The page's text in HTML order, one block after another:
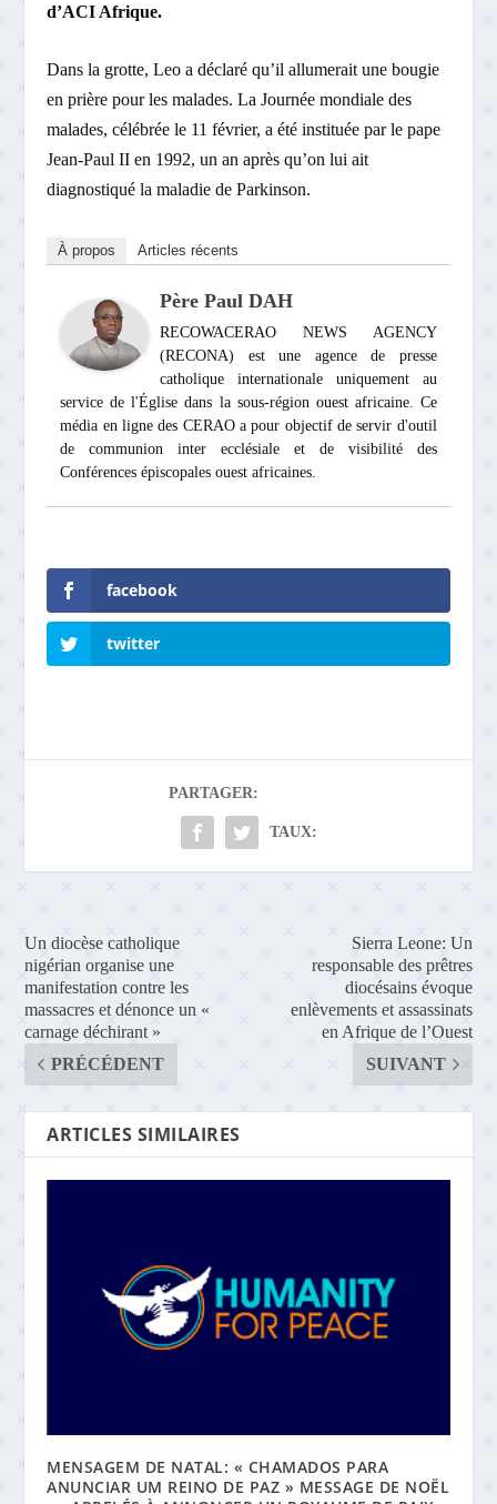
d’ACI Afrique.
Dans la grotte, Leo a déclaré qu’il allumerait une bougie
en prière pour les malades. La Journée mondiale des
malades, célébrée le 11 février, a été instituée par le pape
Jean-Paul II en 1992, un an après qu’on lui ait
diagnostiqué la maladie de Parkinson.
À propos Articles récents
Père Paul DAH
RECOWACERAO NEWS AGENCY
(RECONA) est une agence de presse
catholique internationale uniquement au
service de l'Église dans la sous-région ouest africaine. Ce
média en ligne des CERAO a pour objectif de servir d'outil
de communion inter ecclésiale et de visibilité des
Conférences épiscopales ouest africaines.
facebook
twitter
PARTAGER:
TAUX:
Un diocèse catholique
nigérian organise une
manifestation contre les
massacres et dénonce un «
carnage déchirant »
PRÉCÉDENT
Sierra Leone: Un
responsable des prêtres
diocésains évoque
enlèvements et assassinats
en Afrique de l’Ouest
SUIVANT
ARTICLES SIMILAIRES
MENSAGEM DE NATAL: « CHAMADOS PARA
ANUNCIAR UM REINO DE PAZ » MESSAGE DE NOËL